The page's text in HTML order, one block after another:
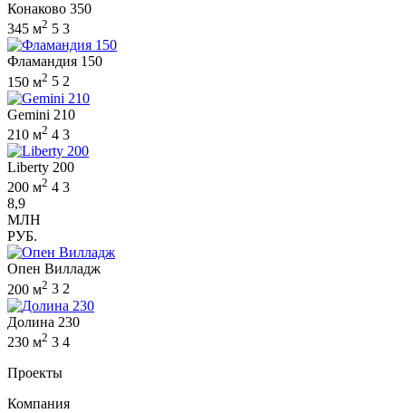
Конаково 350
345 м2 5 3
Фламандия 150
150 м2 5 2
Gemini 210
210 м2 4 3
Liberty 200
200 м2 4 3
8,9
МЛН
РУБ.
Опен Вилладж
200 м2 3 2
Долина 230
230 м2 3 4
Проекты
Компания